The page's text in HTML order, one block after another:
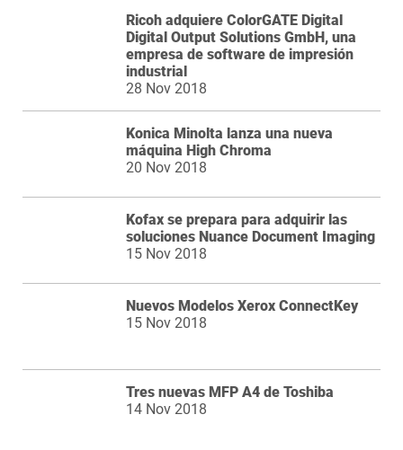
Ricoh adquiere ColorGATE Digital
Digital Output Solutions GmbH, una
empresa de software de impresión
industrial
28 Nov 2018
Konica Minolta lanza una nueva
máquina High Chroma
20 Nov 2018
Kofax se prepara para adquirir las
soluciones Nuance Document Imaging
15 Nov 2018
Nuevos Modelos Xerox ConnectKey
15 Nov 2018
Tres nuevas MFP A4 de Toshiba
14 Nov 2018